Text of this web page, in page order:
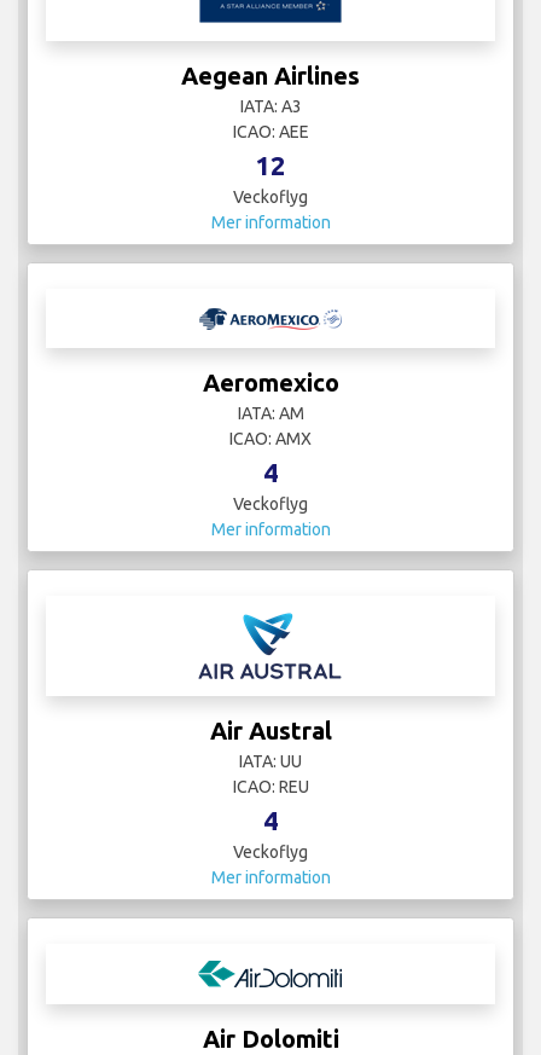
Aegean Airlines
IATA: A3
ICAO: AEE
12
Veckoflyg
Mer information
Aeromexico
IATA: AM
ICAO: AMX
4
Veckoflyg
Mer information
Air Austral
IATA: UU
ICAO: REU
4
Veckoflyg
Mer information
Air Dolomiti